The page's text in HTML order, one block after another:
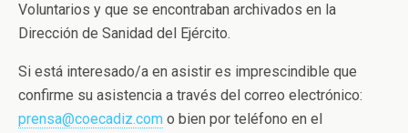
Voluntarios y que se encontraban archivados en la
Dirección de Sanidad del Ejército.
Si está interesado/a en asistir es imprescindible que
confirme su asistencia a través del correo electrónico:
prensa@coecadiz.com o bien por teléfono en el